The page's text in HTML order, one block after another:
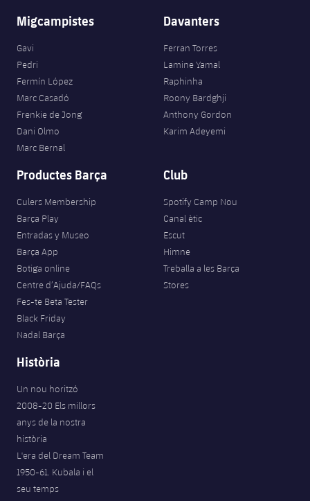
Migcampistes
Gavi
Pedri
Fermín López
Marc Casadó
Frenkie de Jong
Dani Olmo
Marc Bernal
Davanters
Ferran Torres
Lamine Yamal
Raphinha
Roony Bardghji
Anthony Gordon
Karim Adeyemi
Productes Barça
Culers Membership
Barça Play
Entradas y Museo
Barça App
Botiga online
Centre d’Ajuda/FAQs
Fes-te Beta Tester
Black Friday
Nadal Barça
Club
Spotify Camp Nou
Canal ètic
Escut
Himne
Treballa a les Barça
Stores
Història
Un nou horitzó
2008-20 Els millors
anys de la nostra
història
L'era del Dream Team
1950-61. Kubala i el
seu temps